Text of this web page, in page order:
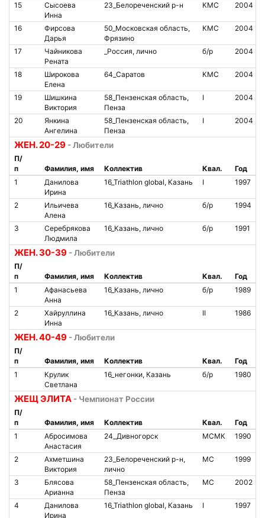
15
Сысоева
Инна
23_Белореченский р-н КМС 2004
16
Фирсова
Дарья
50_Московская область,
Фрязино
КМС 2004
17
Чайникова
Рената
_Россия, лично б/р 2004
18
Широкова
Елена
64_Саратов КМС 2004
19
Шишкина
Виктория
58_Пензенская область,
Пенза
I 2004
20
Янкина
Ангелина
58_Пензенская область,
Пенза
I 2004
ЖЕН. 20-29 - Любители
П/
п
Фамилия, имя Коллектив Квал. Год
1
Данилова
Ирина
16_Triathlon global, Казань I 1997
2
Ильичева
Алена
16_Казань, лично б/р 1994
3
Серебрякова
Людмила
16_Казань, лично б/р 1991
ЖЕН. 30-39 - Любители
П/
п
Фамилия, имя Коллектив Квал. Год
1
Афанасьева
Анна
16_Казань, лично б/р 1989
2
Хайруллина
Инна
16_Казань, лично II 1986
ЖЕН. 40-49 - Любители
П/
п
Фамилия, имя Коллектив Квал. Год
1
Крулик
Светлана
16_негонки, Казань б/р 1980
ЖЕЩ ЭЛИТА - Чемпионат России
П/
п
Фамилия, имя Коллектив Квал. Год
1
Абросимова
Анастасия
24_Дивногорск МСМК 1990
2
Ахметшина
Виктория
23_Белореченский р-н,
лично
МС 1999
3
Блясова
Арианна
58_Пензенская область,
Пенза
МС 2002
4
Данилова
Ирина
16_Triathlon global, Казань I 1997